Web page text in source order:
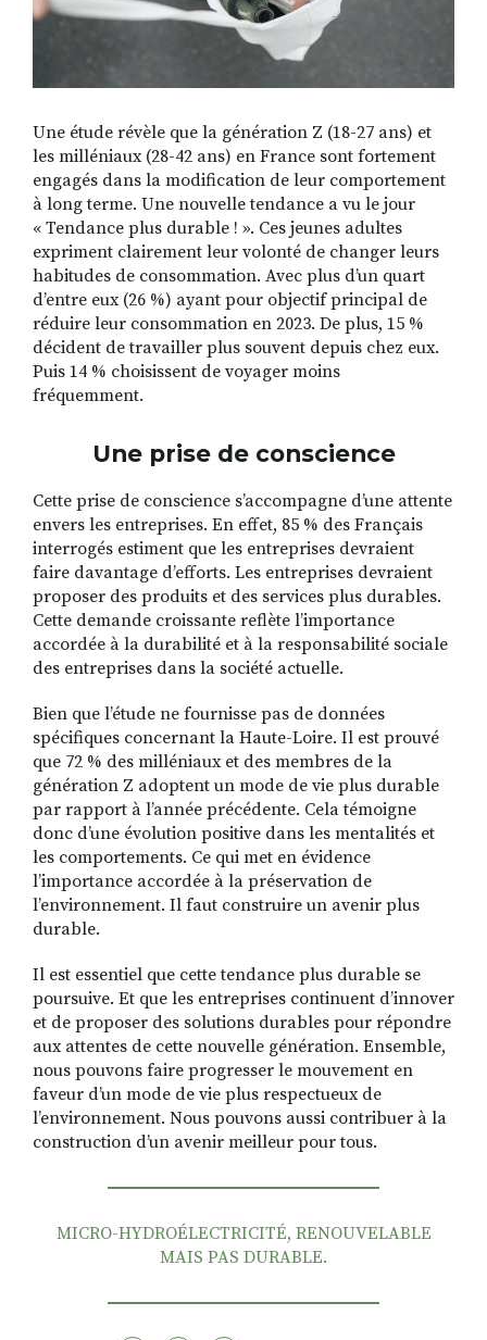
Une étude révèle que la génération Z (18-27 ans) et
les milléniaux (28-42 ans) en France sont fortement
engagés dans la modification de leur comportement
à long terme. Une nouvelle tendance a vu le jour
« Tendance plus durable ! ». Ces jeunes adultes
expriment clairement leur volonté de changer leurs
habitudes de consommation. Avec plus d’un quart
d’entre eux (26 %) ayant pour objectif principal de
réduire leur consommation en 2023. De plus, 15 %
décident de travailler plus souvent depuis chez eux.
Puis 14 % choisissent de voyager moins
fréquemment.
Une prise de conscience
Cette prise de conscience s’accompagne d’une attente
envers les entreprises. En effet, 85 % des Français
interrogés estiment que les entreprises devraient
faire davantage d’efforts. Les entreprises devraient
proposer des produits et des services plus durables.
Cette demande croissante reflète l’importance
accordée à la durabilité et à la responsabilité sociale
des entreprises dans la société actuelle.
Bien que l’étude ne fournisse pas de données
spécifiques concernant la Haute-Loire. Il est prouvé
que 72 % des milléniaux et des membres de la
génération Z adoptent un mode de vie plus durable
par rapport à l’année précédente. Cela témoigne
donc d’une évolution positive dans les mentalités et
les comportements. Ce qui met en évidence
l’importance accordée à la préservation de
l’environnement. Il faut construire un avenir plus
durable.
Il est essentiel que cette tendance plus durable se
poursuive. Et que les entreprises continuent d’innover
et de proposer des solutions durables pour répondre
aux attentes de cette nouvelle génération. Ensemble,
nous pouvons faire progresser le mouvement en
faveur d’un mode de vie plus respectueux de
l’environnement. Nous pouvons aussi contribuer à la
construction d’un avenir meilleur pour tous.
MICRO-HYDROÉLECTRICITÉ, RENOUVELABLE
MAIS PAS DURABLE.